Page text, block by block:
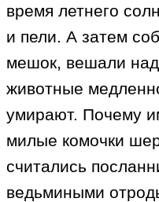
время летнего
и пели. А затем
мешок, вешали над
животные
умирают. Почему
милые комочки
считались
ведьмиными